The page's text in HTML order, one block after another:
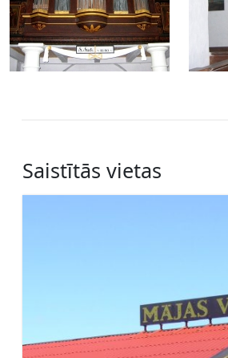
Saistītās vietas